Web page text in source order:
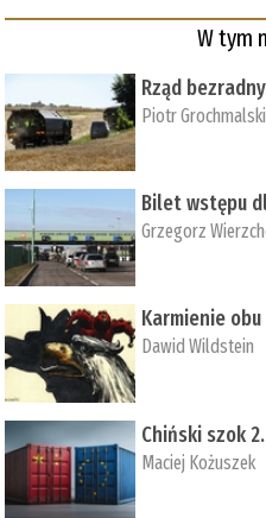
W tym
Rząd
Piotr Grochmalski
Bilet wstępu
Grzegorz
Karmienie
Dawid Wildstein
Chiński szok
Maciej Kożuszek